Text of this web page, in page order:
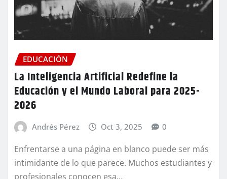
EDUCACIÓN
La Inteligencia Artificial Redefine la
Educación y el Mundo Laboral para 2025-
2026
Andrés Pérez Oct 3, 2025 0
Enfrentarse a una página en blanco puede ser más
intimidante de lo que parece. Muchos estudiantes y
profesionales conocen esa…